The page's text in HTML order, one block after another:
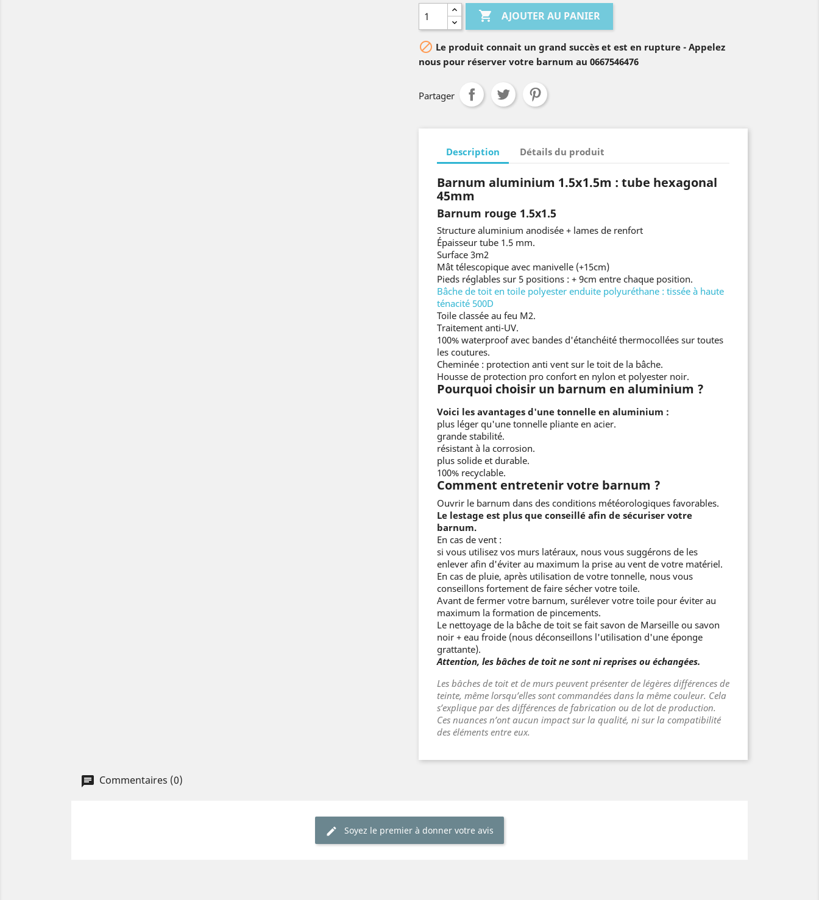
 AJOUTER AU PANIER
 Le produit connait un grand succès et est en rupture - Appelez
nous pour réserver votre barnum au 0667546476
Partager
Description Détails du produit
Barnum aluminium 1.5x1.5m : tube hexagonal
45mm
Barnum rouge 1.5x1.5
Structure aluminium anodisée + lames de renfort
Épaisseur tube 1.5 mm.
Surface 3m2
Mât télescopique avec manivelle (+15cm)
Pieds réglables sur 5 positions : + 9cm entre chaque position.
Bâche de toit en toile polyester enduite polyuréthane : tissée à haute
ténacité 500D
Toile classée au feu M2.
Traitement anti-UV.
100% waterproof avec bandes d'étanchéité thermocollées sur toutes
les coutures.
Cheminée : protection anti vent sur le toit de la bâche.
Housse de protection pro confort en nylon et polyester noir.
Pourquoi choisir un barnum en aluminium ?
Voici les avantages d'une tonnelle en aluminium :
plus léger qu'une tonnelle pliante en acier.
grande stabilité.
résistant à la corrosion.
plus solide et durable.
100% recyclable.
Comment entretenir votre barnum ?
Ouvrir le barnum dans des conditions météorologiques favorables.
Le lestage est plus que conseillé afin de sécuriser votre
barnum.
En cas de vent :
si vous utilisez vos murs latéraux, nous vous suggérons de les
enlever afin d'éviter au maximum la prise au vent de votre matériel.
En cas de pluie, après utilisation de votre tonnelle, nous vous
conseillons fortement de faire sécher votre toile.
Avant de fermer votre barnum, surélever votre toile pour éviter au
maximum la formation de pincements.
Le nettoyage de la bâche de toit se fait savon de Marseille ou savon
noir + eau froide (nous déconseillons l'utilisation d'une éponge
grattante).
Attention, les bâches de toit ne sont ni reprises ou échangées.
Les bâches de toit et de murs peuvent présenter de légères différences de
teinte, même lorsqu’elles sont commandées dans la même couleur. Cela
s’explique par des différences de fabrication ou de lot de production.
Ces nuances n’ont aucun impact sur la qualité, ni sur la compatibilité
des éléments entre eux.
Commentaires (0)
Soyez le premier à donner votre avis